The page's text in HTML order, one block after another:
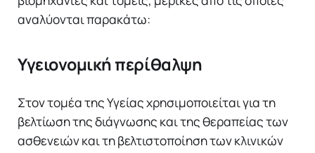
αναλύονται παρακάτω:
Υγειονομική περίθαλψη
Στον τομέα της Υγείας χρησιμοποιείται για τη
βελτίωση της διάγνωσης και της θεραπείας των
ασθενειών και τη βελτιστοποίηση των κλινικών